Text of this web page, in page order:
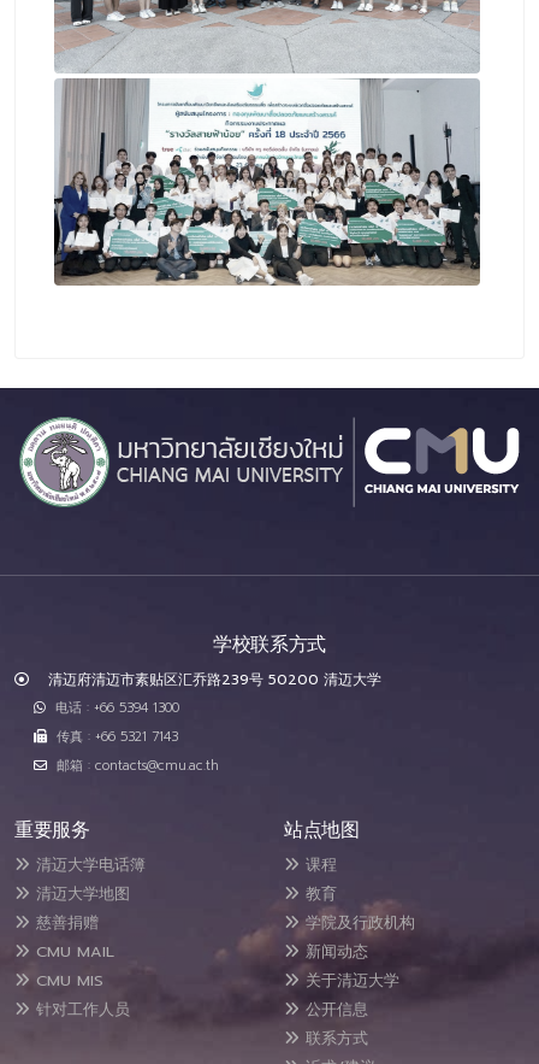
学校联系方式
清迈府清迈市素贴区汇乔路239号 50200 清迈大学
电话 : +66 5394 1300
传真 : +66 5321 7143
邮箱 : contacts@cmu.ac.th
重要服务
清迈大学电话簿
清迈大学地图
慈善捐赠
CMU MAIL
CMU MIS
针对工作人员
站点地图
课程
教育
学院及行政机构
新闻动态
关于清迈大学
公开信息
联系方式